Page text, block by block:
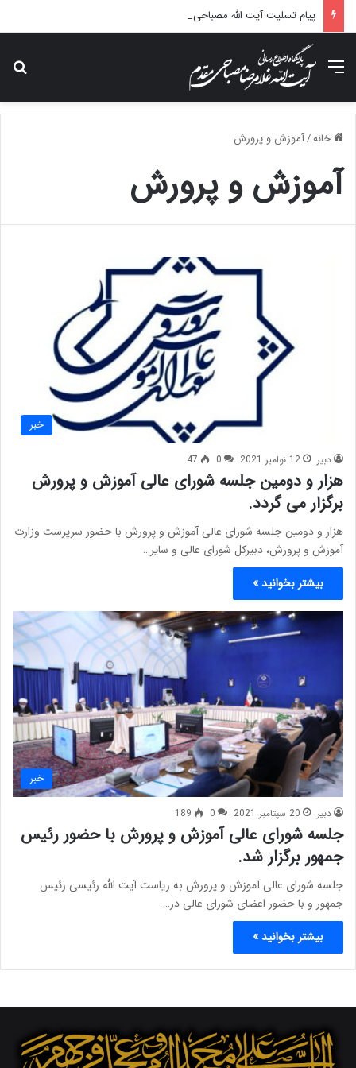
منو
خانه/آموزش و پرورش
آموزش و پرورش
خبر
دبیر 12 نوامبر 2021 0
47
هزار و دومین جلسه شورای ‌عالی ‌آموزش ‌و ‌پرورش
برگزار می گردد.
هزار و دومین جلسه شورای ‌عالی ‌آموزش ‌و ‌پرورش با حضور سرپرست وزارت
آموزش و پرورش، دبیرکل شورای عالی و سایر…
بیشتر بخوانید »
خبر
دبیر 20 سپتامبر 2021 0
189
جلسه شورای عالی آموزش و پرورش با حضور رئیس
جمهور برگزار شد.
جلسه شورای عالی آموزش و پرورش به ریاست آیت الله رئیسی رئیس
جمهور و با حضور اعضای شورای عالی در…
بیشتر بخوانید »